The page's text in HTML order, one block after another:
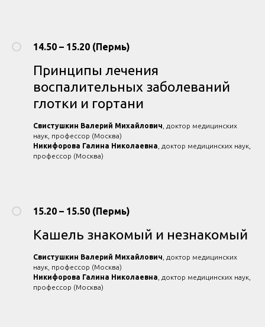
14.50 – 15.20 (Пермь)
Принципы лечения
воспалительных заболеваний
глотки и гортани
Свистушкин Валерий Михайлович , доктор медицинских
наук, профессор (Москва)
Никифорова Галина Николаевна , доктор медицинских наук,
профессор (Москва)
15.20 – 15.50 (Пермь)
Кашель знакомый и незнакомый
Свистушкин Валерий Михайлович , доктор медицинских
наук, профессор (Москва)
Никифорова Галина Николаевна , доктор медицинских наук,
профессор (Москва)